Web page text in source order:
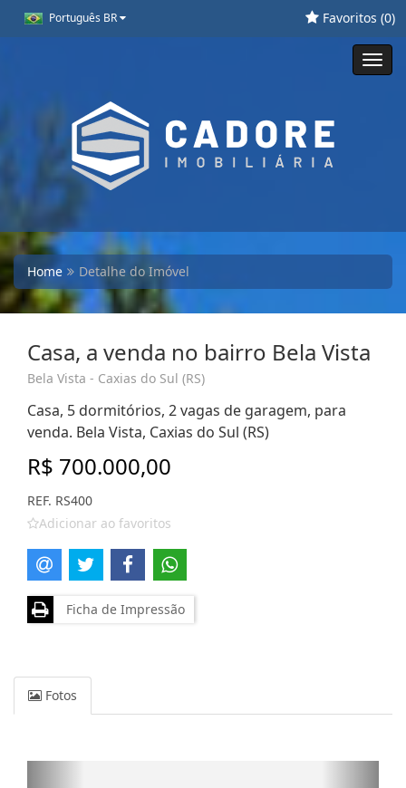
Português BR Favoritos (0)
Home Detalhe do Imóvel
Casa, a venda no bairro Bela Vista
Bela Vista - Caxias do Sul (RS)
Casa, 5 dormitórios, 2 vagas de garagem, para
venda. Bela Vista, Caxias do Sul (RS)
R$ 700.000,00
REF. RS400
Adicionar ao favoritos
Ficha de Impressão
Fotos